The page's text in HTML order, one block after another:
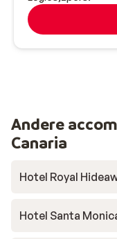
Andere
Canaria
Hotel Royal
Hotel Santa